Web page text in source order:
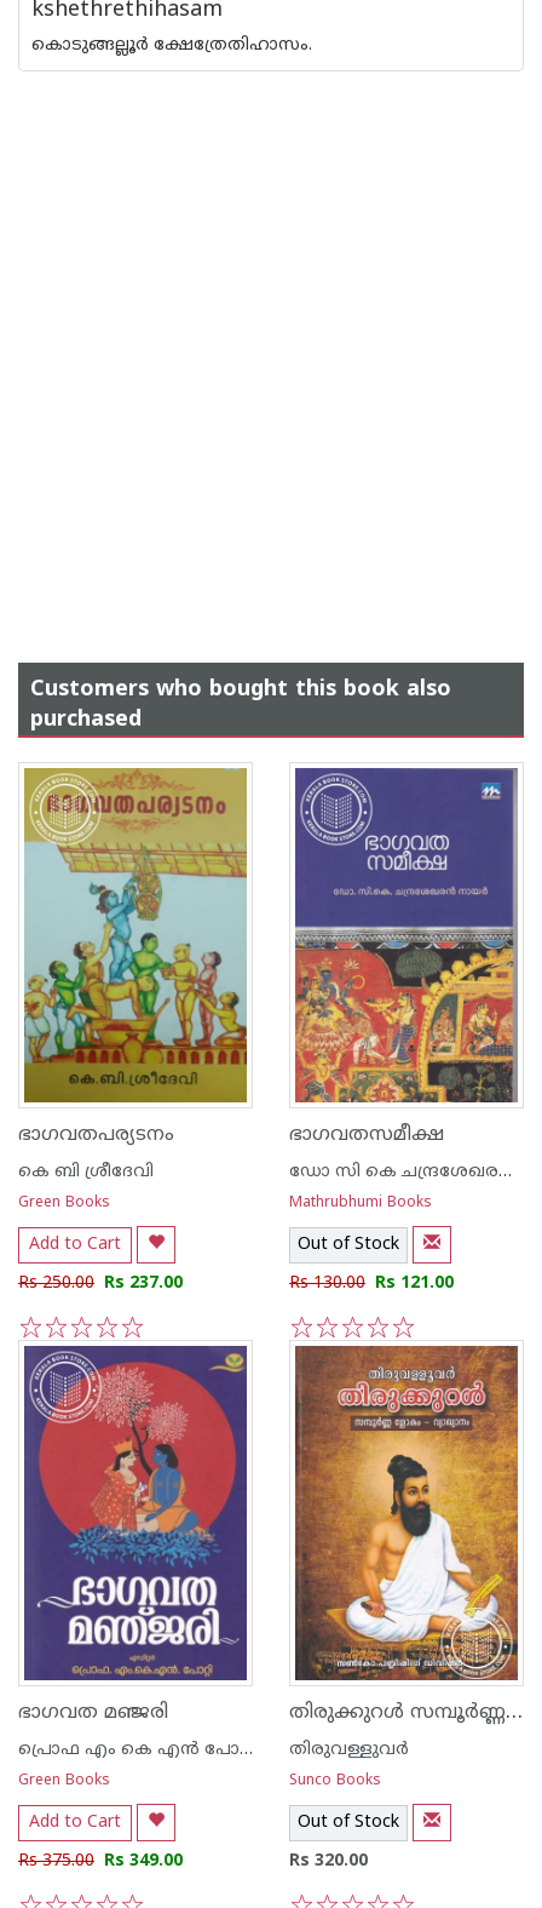
kshethrethihasam
കൊടുങ്ങല്ലൂർ ക്ഷേത്രേതിഹാസം.
Customers who bought this book also
purchased
ഭാഗവതപര്യടനം
കെ ബി ശ്രീദേവി
Green Books
Add to Cart
Rs 250.00 Rs 237.00
5
4
3
2
1
ഭാഗവതസമീക്ഷ
ഡോ സി കെ ചന്ദ്രശേഖരന്‍ നായര്‍
Mathrubhumi Books
Out of Stock
Rs 130.00 Rs 121.00
5
4
3
2
1
ഭാഗവത മഞ്ജരി
പ്രൊഫ എം കെ എന്‍ പോറ്റി
Green Books
Add to Cart
Rs 375.00 Rs 349.00
തിരുക്കുറള്‍ സമ്പൂര്‍ണ്ണ ശ്ലോകം - വ്യാഖ്യാനം
തിരുവള്ളുവര്‍
Sunco Books
Out of Stock
Rs 320.00